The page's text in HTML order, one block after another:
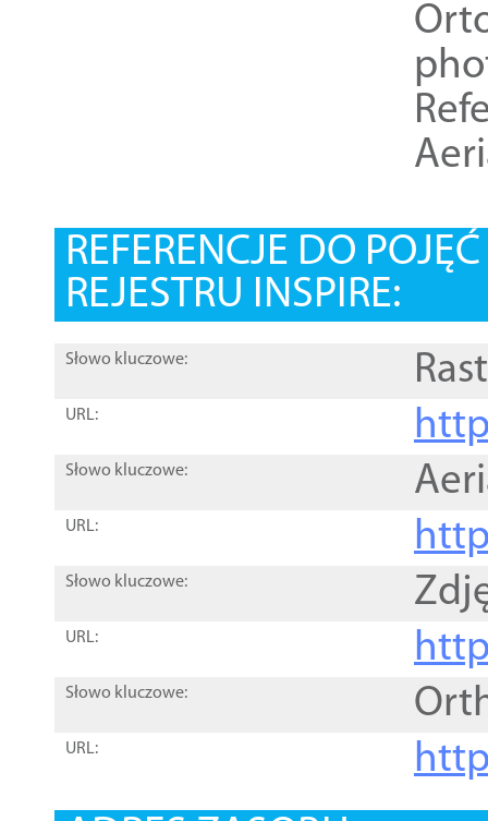
REFERENCJE DO
REJESTRU INSPIRE:
Słowo kluczowe:
URL:
Słowo kluczowe:
URL:
Słowo kluczowe:
URL:
Słowo kluczowe:
URL: